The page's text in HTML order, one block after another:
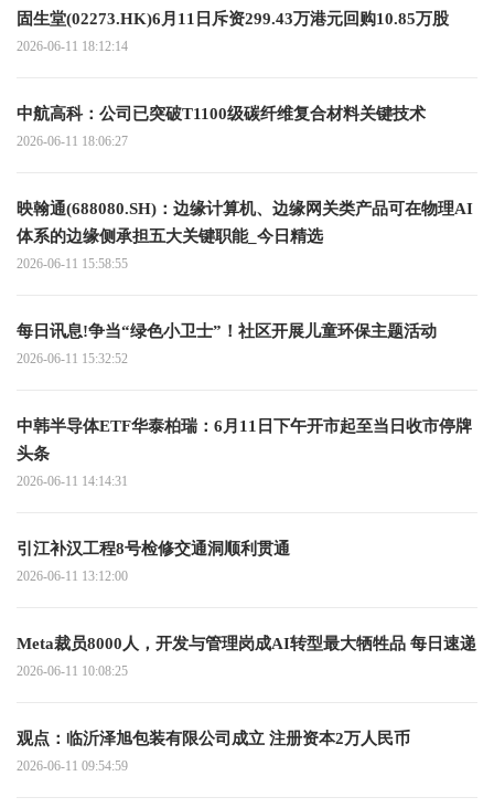
固生堂(02273.HK)6月11日斥资299.43万港元回购10.85万股
2026-06-11 18:12:14
中航高科：公司已突破T1100级碳纤维复合材料关键技术
2026-06-11 18:06:27
映翰通(688080.SH)：边缘计算机、边缘网关类产品可在物理AI
体系的边缘侧承担五大关键职能_今日精选
2026-06-11 15:58:55
每日讯息!争当“绿色小卫士”！社区开展儿童环保主题活动
2026-06-11 15:32:52
中韩半导体ETF华泰柏瑞：6月11日下午开市起至当日收市停牌
头条
2026-06-11 14:14:31
引江补汉工程8号检修交通洞顺利贯通
2026-06-11 13:12:00
Meta裁员8000人，开发与管理岗成AI转型最大牺牲品 每日速递
2026-06-11 10:08:25
观点：临沂泽旭包装有限公司成立 注册资本2万人民币
2026-06-11 09:54:59